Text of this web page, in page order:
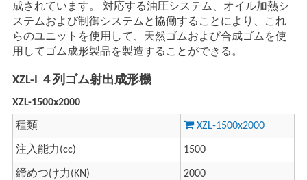
成されています。 対応する油圧システム、オイル加熱シ
ステムおよび制御システムと協働することにより、これ
らのユニットを使用して、天然ゴムおよび合成ゴムを使
用してゴム成形製品を製造することができる。
XZL-I ４列ゴム射出成形機
XZL-1500x2000
種類 XZL-1500x2000
注入能力(cc) 1500
締めつけ力(KN) 2000